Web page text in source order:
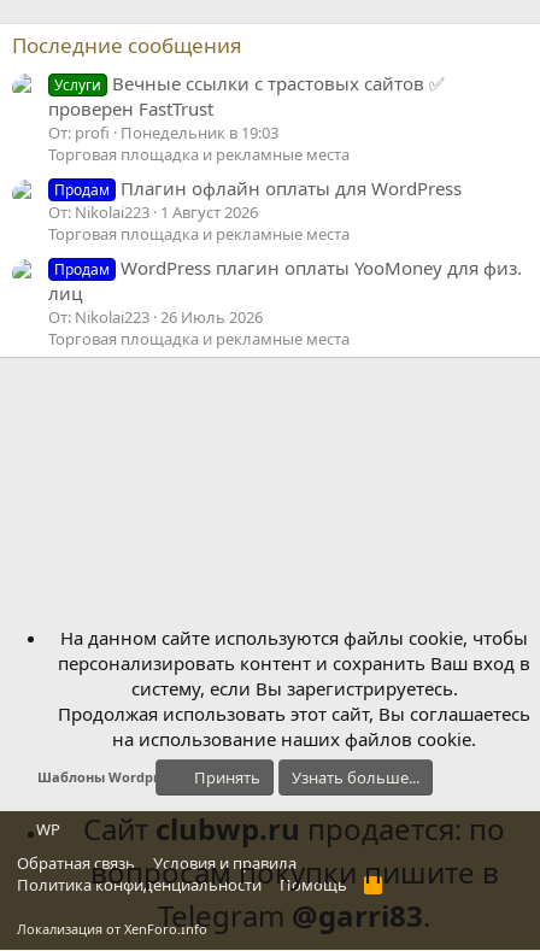
Последние сообщения
Услуги
Вечные ссылки с трастовых сайтов ✅
проверен FastTrust
От: profi
Понедельник в 19:03
Торговая площадка и рекламные места
Продам Плагин офлайн оплаты для WordPress
От: Nikolai223 1 Август 2026
Торговая площадка и рекламные места
Продам
WordPress плагин оплаты YooMoney для физ.
лиц
От: Nikolai223 26 Июль 2026
Торговая площадка и рекламные места
Шаблоны Wordpress
WP
Обратная связь
Условия и правила
Политика конфиденциальности
Помощь
R
S
Локализация от XenForo.Info
На данном сайте используются файлы cookie, чтобы
персонализировать контент и сохранить Ваш вход в
систему, если Вы зарегистрируетесь.
Продолжая использовать этот сайт, Вы соглашаетесь
на использование наших файлов cookie.
Принять Узнать больше...
Сайт clubwp.ru продается: по
вопросам покупки пишите в
Telegram @garri83.